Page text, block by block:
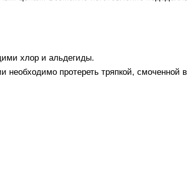
хлор и альдегиды.
протереть тряпкой, смоченной